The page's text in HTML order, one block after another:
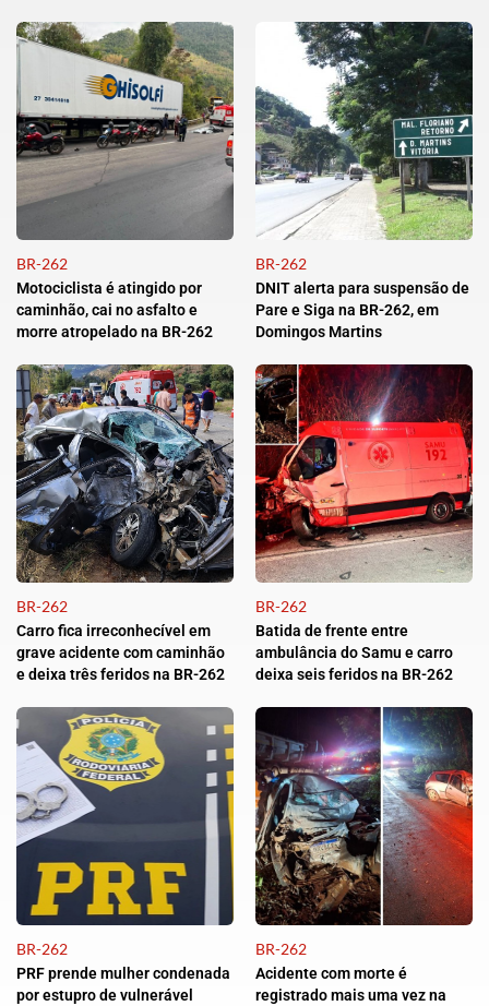
BR-262
Motociclista é atingido por
caminhão, cai no asfalto e
morre atropelado na BR-262
BR-262
DNIT alerta para suspensão de
Pare e Siga na BR-262, em
Domingos Martins
BR-262
Carro fica irreconhecível em
grave acidente com caminhão
e deixa três feridos na BR-262
BR-262
Batida de frente entre
ambulância do Samu e carro
deixa seis feridos na BR-262
BR-262
PRF prende mulher condenada
por estupro de vulnerável
BR-262
Acidente com morte é
registrado mais uma vez na